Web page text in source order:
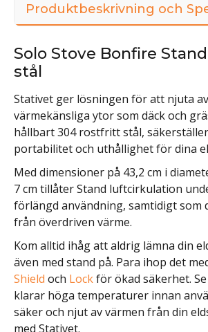
Produktbeskrivning och
Solo Stove Bonfire
stål
Stativet ger lösningen för att njuta
värmekänsliga ytor som däck och
hållbart 304 rostfritt stål,
portabilitet och uthållighet för dina
Med dimensioner på 43,2 cm i
7 cm tillåter Stand luftcirkulation
förlängd användning, samtidigt som
från överdriven värme.
Kom alltid ihåg att aldrig lämna din
även med stand på. Para ihop det
Shield och Lockför ökad säkerhet.
klarar höga temperaturer innan
säker och njut av värmen från din
med Stativet.